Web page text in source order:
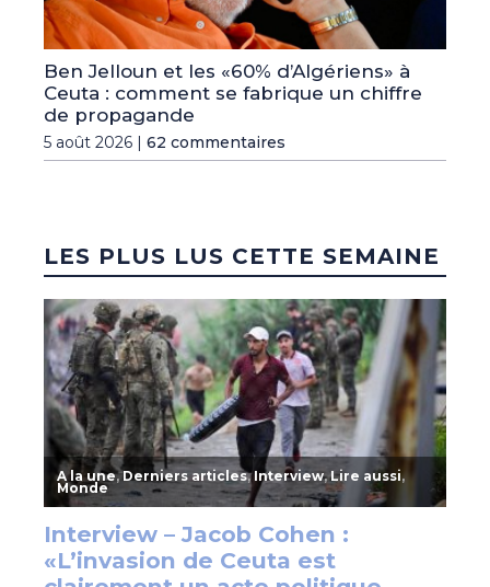
Ben Jelloun et les «60% d’Algériens» à
Ceuta : comment se fabrique un chiffre
de propagande
5 août 2026 | 62 commentaires
LES PLUS LUS CETTE SEMAINE